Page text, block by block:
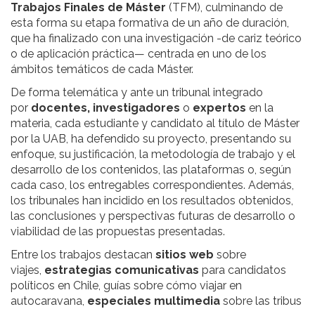
Trabajos Finales de Máster (TFM), culminando de
esta forma su etapa formativa de un año de duración,
que ha finalizado con una investigación -de cariz teórico
o de aplicación práctica— centrada en uno de los
ámbitos temáticos de cada Máster.
De forma telemática y ante un tribunal integrado
por docentes, investigadores o expertos en la
materia, cada estudiante y candidato al título de Máster
por la UAB, ha defendido su proyecto, presentando su
enfoque, su justificación, la metodología de trabajo y el
desarrollo de los contenidos, las plataformas o, según
cada caso, los entregables correspondientes. Además,
los tribunales han incidido en los resultados obtenidos,
las conclusiones y perspectivas futuras de desarrollo o
viabilidad de las propuestas presentadas.
Entre los trabajos destacan sitios web sobre
viajes, estrategias comunicativas para candidatos
políticos en Chile, guías sobre cómo viajar en
autocaravana, especiales multimedia sobre las tribus